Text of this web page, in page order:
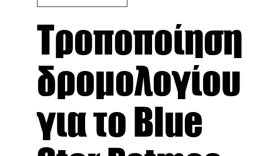
Τροποποίηση
δρομολογίου
για το Blue